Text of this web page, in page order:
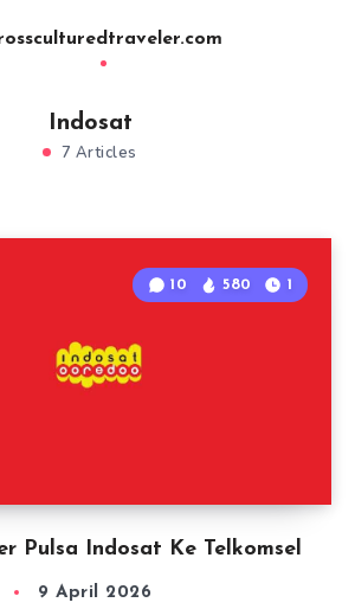
Indosat
7 Articles
Pulsa Indosat Ke Telkomsel
10 580 1
9 April 2026